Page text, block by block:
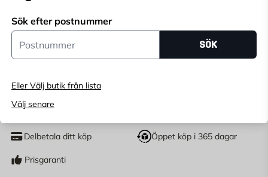
Sök efter postnummer
Postnummer
SÖK
Eller Välj butik från lista
Välj senare
Angepostnummer
53
Antal
st
Delbetala ditt köp Öppet köp i 365 dagar
Prisgaranti